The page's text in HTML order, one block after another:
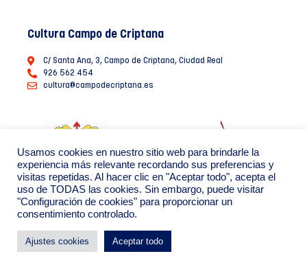
Cultura Campo de Criptana
C/ Santa Ana, 3, Campo de Criptana, Ciudad Real
926 562 454
cultura@campodecriptana.es
Ayuntamiento de Campo de Criptana 2022
Política de Privacidad de datos Política de Cookies
Usamos cookies en nuestro sitio web para brindarle la
experiencia más relevante recordando sus preferencias y
visitas repetidas. Al hacer clic en "Aceptar todo", acepta el
uso de TODAS las cookies. Sin embargo, puede visitar
"Configuración de cookies" para proporcionar un
consentimiento controlado.
Ajustes cookies Aceptar todo